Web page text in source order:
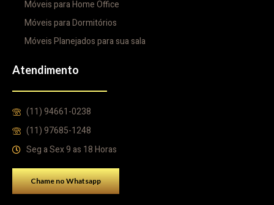
Móveis para Home Office
Móveis para Dormitórios
Móveis Planejados para sua sala
Atendimento
(11) 94661-0238
(11) 97685-1248
Seg a Sex 9 as 18 Horas
Chame no Whatsapp